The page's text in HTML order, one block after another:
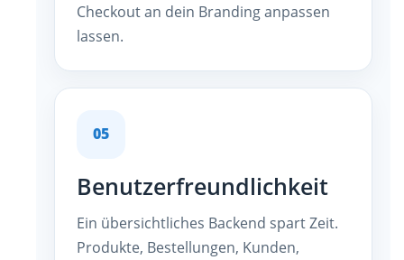
Checkout an dein Branding anpassen
lassen.
05
Benutzerfreundlichkeit
Ein übersichtliches Backend spart Zeit.
Produkte, Bestellungen, Kunden,